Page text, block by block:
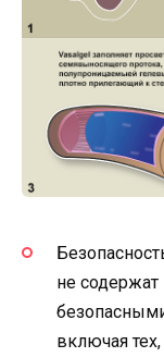
не
включая